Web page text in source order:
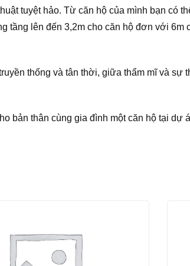
tuyệt hảo. Từ căn hộ của mình bạn có
tầng lên đến 3,2m cho căn hộ đơn với 6m
thống và tân thời, giữa thẩm mĩ và sự
bản thân cùng gia đình một căn hộ tại dự